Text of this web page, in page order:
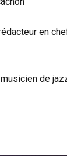
en
de